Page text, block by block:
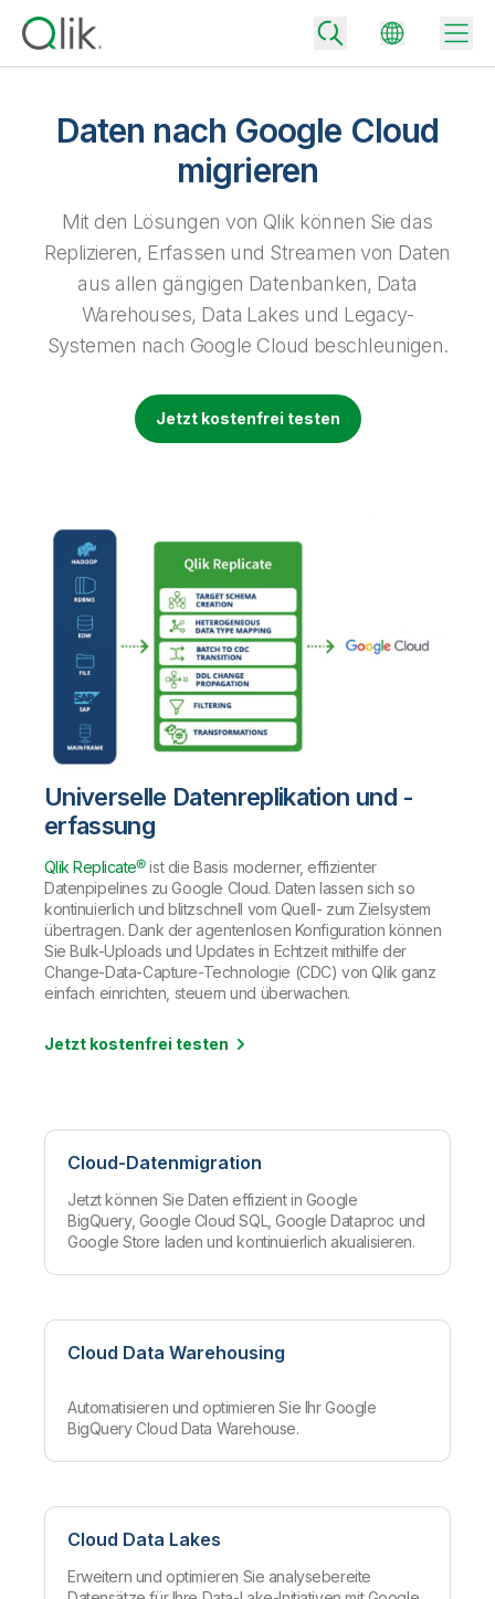
Community
Produktdokumentation
Weltweite Niederlassungen
Talend
Warum Qlik
Aus Daten werden geschäftliche Erfolge
Technologiepartner und Integrationen
Datenintegration
Analysen und AI
Alle Produkte
Back
Preisgestaltung Datenintegration und -qualität
Mit dem richtigen Datenintegrationstarif vertrauenswürdige Daten
Preisgestaltung Analysen
Back
Events und Webinare
Ressourcen-Bibliothek
Daten nach Google Cloud
migrieren
Mit den Lösungen von Qlik können Sie das
Replizieren, Erfassen und Streamen von Daten
aus allen gängigen Datenbanken, Data
Warehouses, Data Lakes und Legacy-
Systemen nach Google Cloud beschleunigen.
Jetzt kostenfrei testen
Universelle Datenreplikation und -
erfassung
Qlik Replicate®ist die Basis moderner, effizienter
Datenpipelines zu Google Cloud. Daten lassen sich so
kontinuierlich und blitzschnell vom Quell- zum Zielsystem
übertragen. Dank der agentenlosen Konfiguration können
Sie Bulk-Uploads und Updates in Echtzeit mithilfe der
Change-Data-Capture-Technologie (CDC) von Qlik ganz
einfach einrichten, steuern und überwachen.
Jetzt kostenfrei testen
Cloud-Datenmigration
Jetzt können Sie Daten effizient in Google
BigQuery, Google Cloud SQL, Google Dataproc und
Google Store laden und kontinuierlich akualisieren.
Cloud Data Warehousing
Automatisieren und optimieren Sie Ihr Google
BigQuery Cloud Data Warehouse.
Cloud Data Lakes
Erweitern und optimieren Sie analysebereite